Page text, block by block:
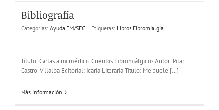
Bibliografía
Categorías: Ayuda FM/SFC | Etiquetas: Libros Fibromialgia
Título: Cartas a mi médico. Cuentos Fibromiálgicos Autor: Pilar
Castro-Villalba Editorial: Icaria Literaria Título: Me duele [...]
Más información
Reclamaciones a la Sanidad Canaria